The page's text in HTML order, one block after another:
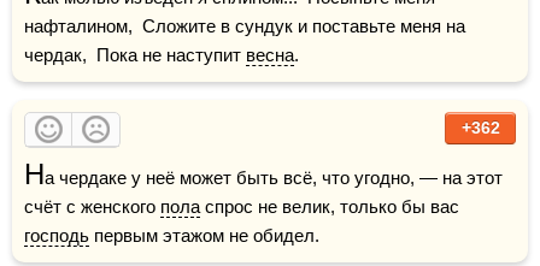
нафталином,  Сложите в сундук и поставьте меня на
чердак,  Пока не наступит весна.
+362
На чердаке у неё может быть всё, что угодно, — на этот
счёт с женского пола
господь первым этажом не обидел.